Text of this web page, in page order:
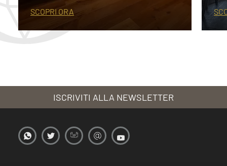
SCOPRI ORA
ISCRIVITI ALLA NEWSLETTER